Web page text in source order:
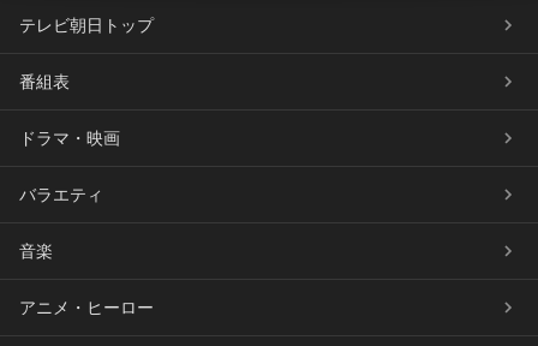
テレビ朝日トップ
番組表
ドラマ・映画
バラエティ
音楽
アニメ・ヒーロー